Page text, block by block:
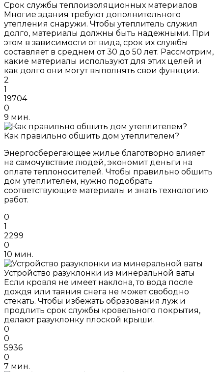
Срок службы теплоизоляционных материалов
Многие здания требуют дополнительного
утепления снаружи. Чтобы утеплитель служил
долго, материалы должны быть надежными. При
этом в зависимости от вида, срок их службы
составляет в среднем от 30 до 50 лет. Рассмотрим,
какие материалы используют для этих целей и
как долго они могут выполнять свои функции.
2
1
19704
0
9 мин.
Как правильно обшить дом утеплителем?
Энергосберегающее жилье благотворно влияет
на самочувствие людей, экономит деньги на
оплате теплоносителей. Чтобы правильно обшить
дом утеплителем, нужно подобрать
соответствующие материалы и знать технологию
работ.
0
1
2299
0
10 мин.
Устройство разуклонки из минеральной ваты
Если кровля не имеет наклона, то вода после
дождя или таяния снега не может свободно
стекать. Чтобы избежать образования луж и
продлить срок службы кровельного покрытия,
делают разуклонку плоской крыши.
0
0
5936
0
7 мин.